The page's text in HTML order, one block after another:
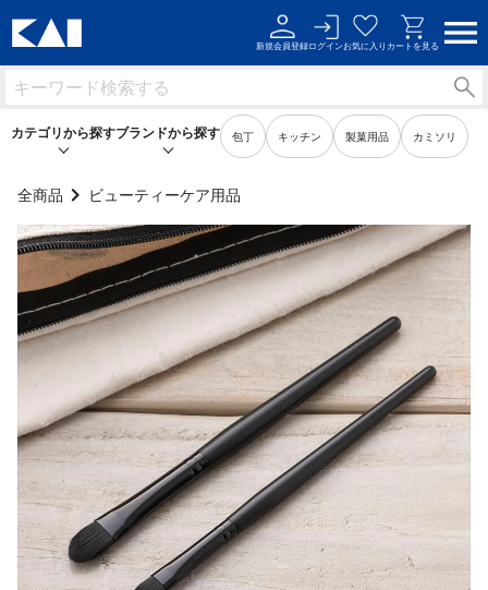
新規会員登録ログインお気に入り カートを見る
カテゴリから探す
キッチン用品
製菓用品
ビューティーケア用品
メンズケア用品
身だしなみ用品
裁縫・ソーイング用品
ブランドから探す
キッチン用品
製菓用品
ビューティーケア用品
メンズケア用品
身だしなみ用品
裁縫・ソーイング用品
包丁 キッチン 製菓用品 カミソリ
全商品 ビューティーケア用品